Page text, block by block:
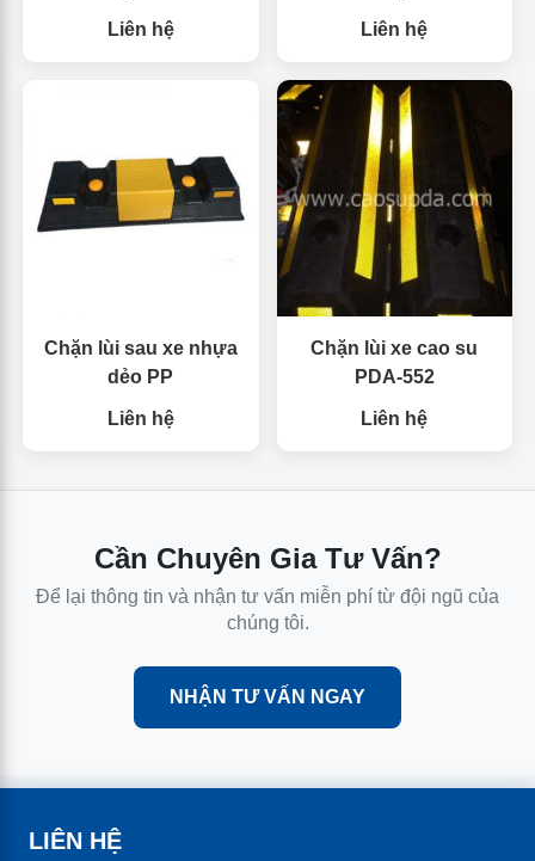
Liên hệ Liên hệ
Chặn lùi sau xe nhựa
dẻo PP
Liên hệ
Chặn lùi xe cao su
PDA-552
Liên hệ
Cần Chuyên Gia Tư Vấn?
Để lại thông tin và nhận tư vấn miễn phí từ đội ngũ của
chúng tôi.
NHẬN TƯ VẤN NGAY
LIÊN HỆ